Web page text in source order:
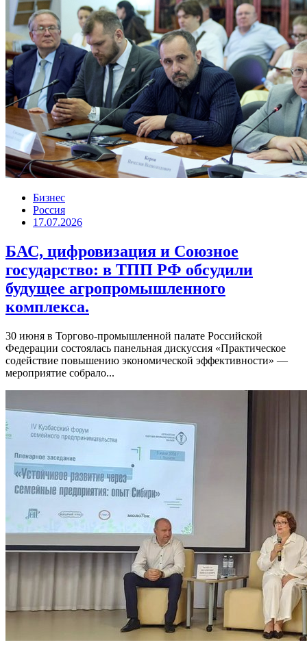
Бизнес
Россия
17.07.2026
БАС, цифровизация и Союзное
государство: в ТПП РФ обсудили
будущее агропромышленного
комплекса.
30 июня в Торгово-промышленной палате Российской
Федерации состоялась панельная дискуссия «Практическое
содействие повышению экономической эффективности» —
мероприятие собрало...